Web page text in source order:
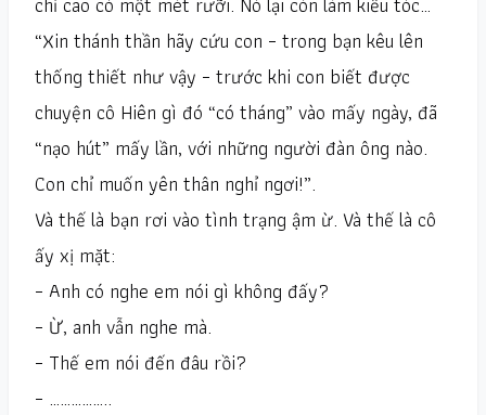
“Xin thánh thần hãy cứu con – trong bạn kêu lên
thống thiết như vậy – trước khi con biết được
chuyện cô Hiên gì đó “có tháng” vào mấy ngày, đã
“nạo hút” mấy lần, với những người đàn ông nào.
Con chỉ muốn yên thân nghỉ ngơi!”.
Và thế là bạn rơi vào tình trạng ậm ừ. Và thế là cô
ấy xị mặt:
– Anh có nghe em nói gì không đấy?
– Ừ, anh vẫn nghe mà.
– Thế em nói đến đâu rồi?
– ……………..